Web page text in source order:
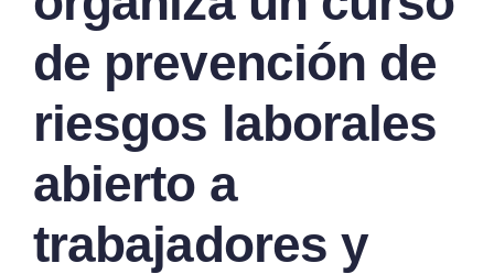
de prevención de
riesgos laborales
abierto a
trabajadores y